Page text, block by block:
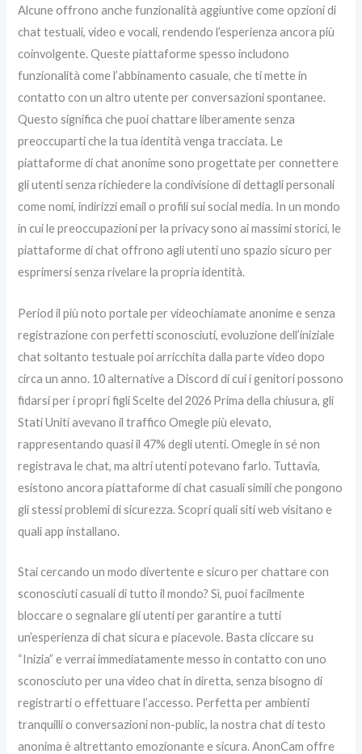
Alcune offrono anche funzionalità aggiuntive come opzioni di
chat testuali, video e vocali, rendendo l’esperienza ancora più
coinvolgente. Queste piattaforme spesso includono
funzionalità come l’abbinamento casuale, che ti mette in
contatto con un altro utente per conversazioni spontanee.
Questo significa che puoi chattare liberamente senza
preoccuparti che la tua identità venga tracciata. Le
piattaforme di chat anonime sono progettate per connettere
gli utenti senza richiedere la condivisione di dettagli personali
come nomi, indirizzi email o profili sui social media. In un mondo
in cui le preoccupazioni per la privacy sono ai massimi storici, le
piattaforme di chat offrono agli utenti uno spazio sicuro per
esprimersi senza rivelare la propria identità.
Period il più noto portale per videochiamate anonime e senza
registrazione con perfetti sconosciuti, evoluzione dell’iniziale
chat soltanto testuale poi arricchita dalla parte video dopo
circa un anno. 10 alternative a Discord di cui i genitori possono
fidarsi per i propri figli Scelte del 2026 Prima della chiusura, gli
Stati Uniti avevano il traffico Omegle più elevato,
rappresentando quasi il 47% degli utenti. Omegle in sé non
registrava le chat, ma altri utenti potevano farlo. Tuttavia,
esistono ancora piattaforme di chat casuali simili che pongono
gli stessi problemi di sicurezza. Scopri quali siti web visitano e
quali app installano.
Stai cercando un modo divertente e sicuro per chattare con
sconosciuti casuali di tutto il mondo? Sì, puoi facilmente
bloccare o segnalare gli utenti per garantire a tutti
un’esperienza di chat sicura e piacevole. Basta cliccare su
“Inizia” e verrai immediatamente messo in contatto con uno
sconosciuto per una video chat in diretta, senza bisogno di
registrarti o effettuare l’accesso. Perfetta per ambienti
tranquilli o conversazioni non-public, la nostra chat di testo
anonima è altrettanto emozionante e sicura. AnonCam offre